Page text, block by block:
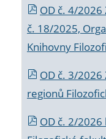
OD č. 4/
č. 18/2025,
Knihovny
OD č. 3/
regionů
OD č. 2/2026